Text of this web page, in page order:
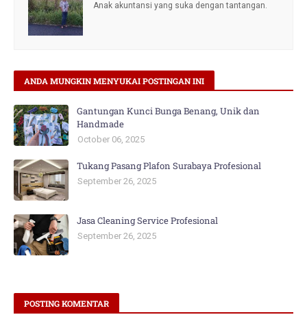
Anak akuntansi yang suka dengan tantangan.
ANDA MUNGKIN MENYUKAI POSTINGAN INI
Gantungan Kunci Bunga Benang, Unik dan
Handmade
October 06, 2025
Tukang Pasang Plafon Surabaya Profesional
September 26, 2025
Jasa Cleaning Service Profesional
September 26, 2025
POSTING KOMENTAR